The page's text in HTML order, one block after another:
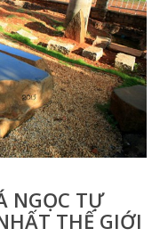
NGỌC TỰ
THẾ GIỚI